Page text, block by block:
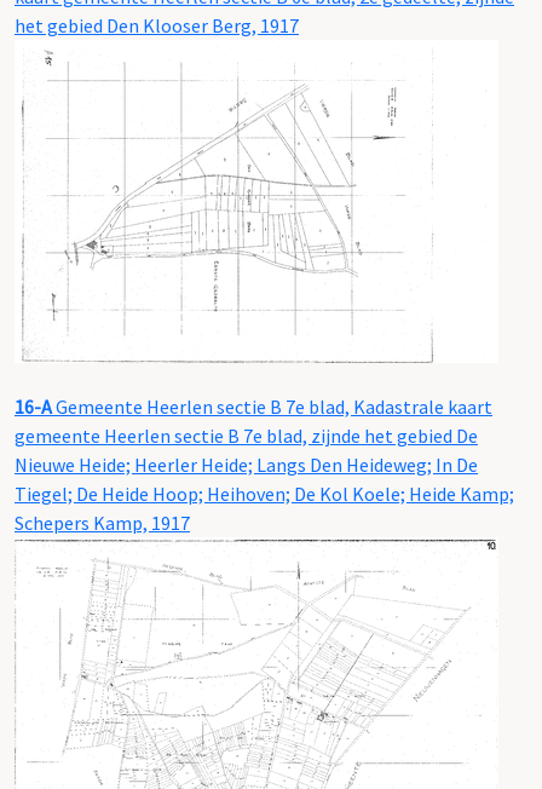
het gebied Den Klooser Berg, 1917
16-AGemeente Heerlen sectie B 7e blad, Kadastrale kaart
gemeente Heerlen sectie B 7e blad, zijnde het gebied De
Nieuwe Heide; Heerler Heide; Langs Den Heideweg; In De
Tiegel; De Heide Hoop; Heihoven; De Kol Koele; Heide Kamp;
Schepers Kamp, 1917